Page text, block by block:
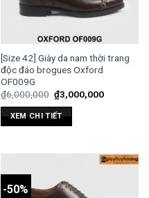
[Size 42] Giày da nam thời trang
độc đáo brogues Oxford
OF009G
₫6,000,000 ₫3,000,000
XEM CHI TIẾT
-50%